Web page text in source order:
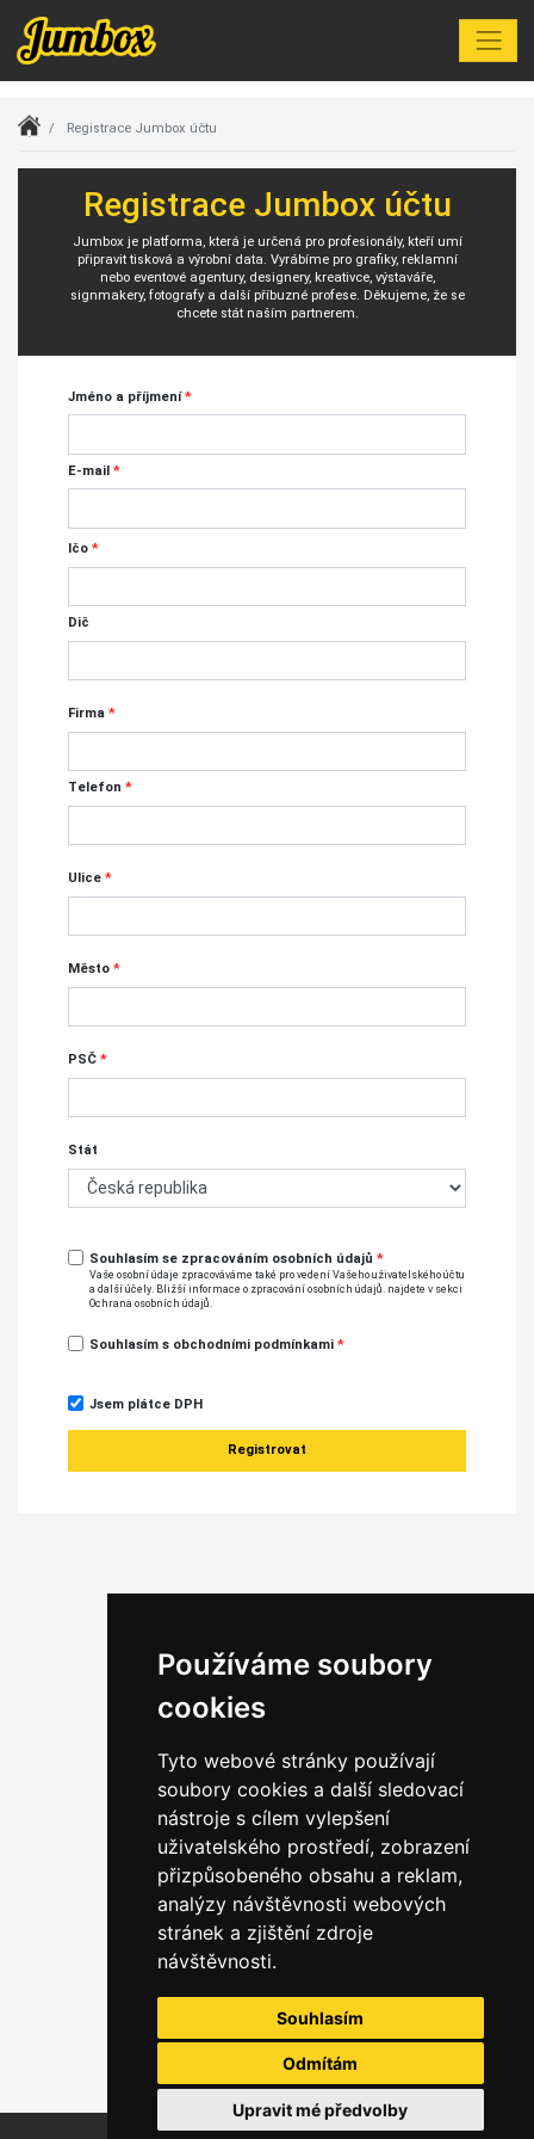
Používáme soubory
cookies
Tyto webové stránky používají
soubory cookies a další sledovací
nástroje s cílem vylepšení
uživatelského prostředí, zobrazení
přizpůsobeného obsahu a reklam,
analýzy návštěvnosti webových
stránek a zjištění zdroje
návštěvnosti.
Souhlasím
Odmítám
Upravit mé předvolby
Index Registrace Jumbox účtu
Registrace Jumbox účtu
Jumbox je platforma, která je určená pro profesionály, kteří umí
připravit tisková a výrobní data. Vyrábíme pro grafiky, reklamní
nebo eventové agentury, designery, kreativce, výstaváře,
signmakery, fotografy a další příbuzné profese. Děkujeme, že se
chcete stát naším partnerem.
Jméno a příjmení*
E-mail *
Ičo *
Dič
Firma *
Telefon *
Ulice *
Město *
PSČ *
Stát
Souhlasím se zpracováním osobních údajů *
Vaše osobní údaje zpracováváme také pro vedení Vašeho uživatelského účtu
a další účely. Bližší informace o zpracování osobních údajů. najdete v sekci
Ochrana osobních údajů.
Souhlasím s obchodními podmínkami *
Jsem plátce DPH
Registrovat